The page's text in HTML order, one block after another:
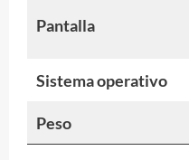
Pantalla
Sistema operativo
Peso